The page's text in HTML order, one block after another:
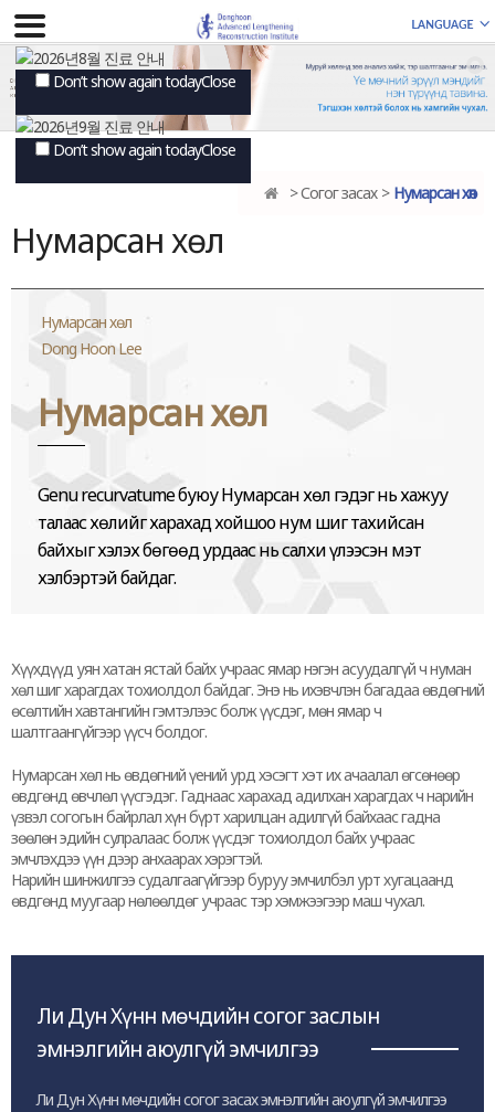
Don’t show again todayClose
Don’t show again todayClose
Согог засах Нумарсан хөл
Нумарсан хөл
Нумарсан хөл
Dong Hoon Lee
Нумарсан хөл
Genu recurvatume буюу Нумарсан хөл гэдэг нь хажуу
талаас хөлийг харахад хойшоо нум шиг тахийсан
байхыг хэлэх бөгөөд урдаас нь салхи үлээсэн мэт
хэлбэртэй байдаг.
Хүүхдүүд уян хатан ястай байх учраас ямар нэгэн асуудалгүй ч нуман
хөл шиг харагдах тохиолдол байдаг. Энэ нь ихэвчлэн багадаа өвдөгний
өсөлтийн хавтангийн гэмтэлээс болж үүсдэг, мөн ямар ч
шалтгаангүйгээр үүсч болдог.
Нумарсан хөл нь өвдөгний үений урд хэсэгт хэт их ачаалал өгсөнөөр
өвдгөнд өвчлөл үүсгэдэг. Гаднаас харахад адилхан харагдах ч нарийн
үзвэл согогын байрлал хүн бүрт харилцан адилгүй байхаас гадна
зөөлөн эдийн сулралаас болж үүсдэг тохиолдол байх учраас
эмчлэхдээ үүн дээр анхаарах хэрэгтэй.
Нарийн шинжилгээ судалгаагүйгээр буруу эмчилбэл урт хугацаанд
өвдгөнд муугаар нөлөөлдөг учраас тэр хэмжээгээр маш чухал.
Ли Дун Хүнн мөчдийн согог заслын
эмнэлгийн аюулгүй эмчилгээ
Ли Дун Хүнн мөчдийн согог засах эмнэлгийн аюулгүй эмчилгээ